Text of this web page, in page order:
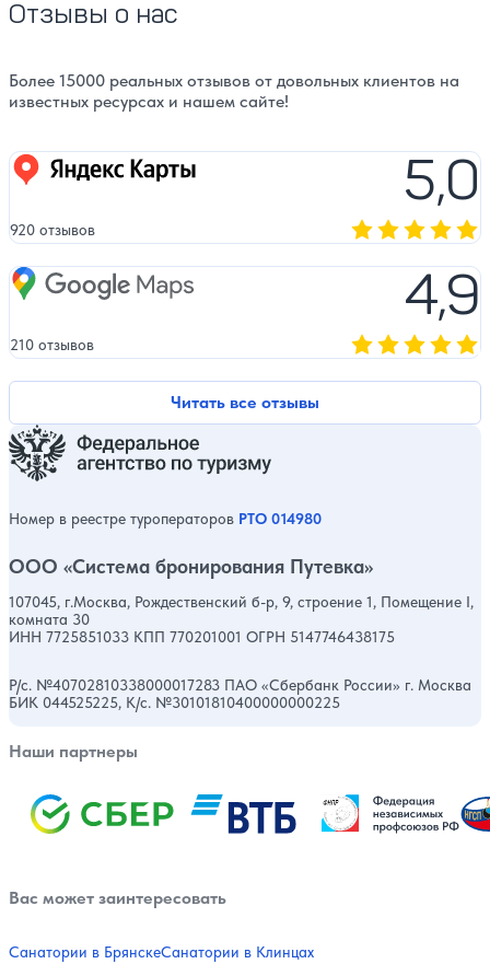
Отзывы о нас
Более 15000 реальных отзывов от довольных клиентов на
известных ресурсах и нашем сайте!
Читать все отзывы
Яндекс карты 5,0
920 отзывов
Google Maps 4,9
210 отзывов
Номер в реестре туроператоров РТО 014980
ООО «Система бронирования Путевка»
107045, г.Москва, Рождественский б-р, 9, строение 1, Помещение I,
комната 30
ИНН 7725851033 КПП 770201001 ОГРН 5147746438175
Р/с. №40702810338000017283 ПАО «Сбербанк России» г. Москва
БИК 044525225, К/с. №30101810400000000225
Наши партнеры
Вас может заинтересовать
Санатории в БрянскеСанатории в Клинцах